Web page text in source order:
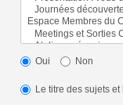
Oui Non
Le titre des sujets